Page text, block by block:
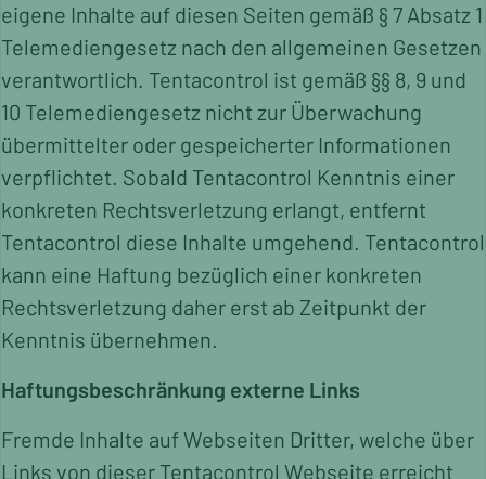
eigene Inhalte auf diesen Seiten gemäß § 7 Absatz 1
Telemediengesetz nach den allgemeinen Gesetzen
verantwortlich. Tentacontrol ist gemäß §§ 8, 9 und
10 Telemediengesetz nicht zur Überwachung
übermittelter oder gespeicherter Informationen
verpflichtet. Sobald Tentacontrol Kenntnis einer
konkreten Rechtsverletzung erlangt, entfernt
Tentacontrol diese Inhalte umgehend. Tentacontrol
kann eine Haftung bezüglich einer konkreten
Rechtsverletzung daher erst ab Zeitpunkt der
Kenntnis übernehmen.
Haftungsbeschränkung externe Links
Fremde Inhalte auf Webseiten Dritter, welche über
Links von dieser Tentacontrol Webseite erreicht